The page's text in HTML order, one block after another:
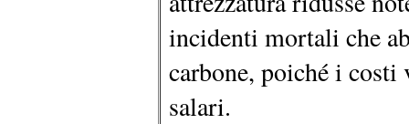
incidenti mortali che
carbone, poiché i
salari.